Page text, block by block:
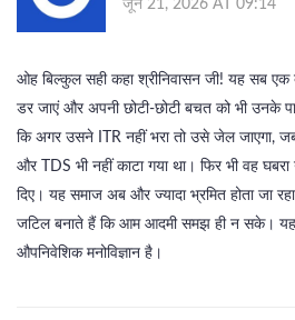
जून 21, 2026 AT 09:14
ओह बिल्कुल सही कहा श्रीनिवासन जी! यह सब
डर जाएं और अपनी छोटी-छोटी बचत को भी उनके
कि अगर उसने ITR नहीं भरा तो उसे जेल जाएगा,
और TDS भी नहीं काटा गया था। फिर भी वह
दिए। यह समाज अब और ज्यादा भ्रमित होता जा
जटिल बनाते हैं कि आम आदमी समझ ही न सके। यह
औपनिवेशिक मनोविज्ञान है।